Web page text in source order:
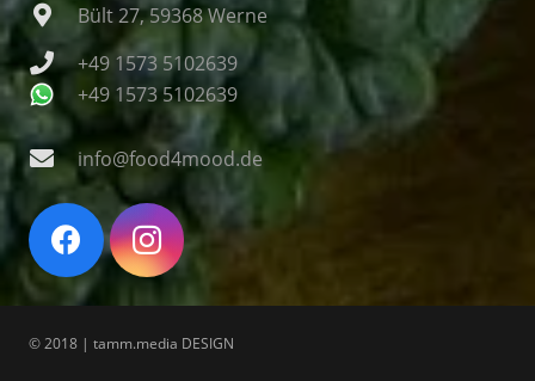
Bült 27, 59368 Werne
+49 1573 5102639
+49 1573 5102639
info@food4mood.de
© 2018 | tamm.media DESIGN